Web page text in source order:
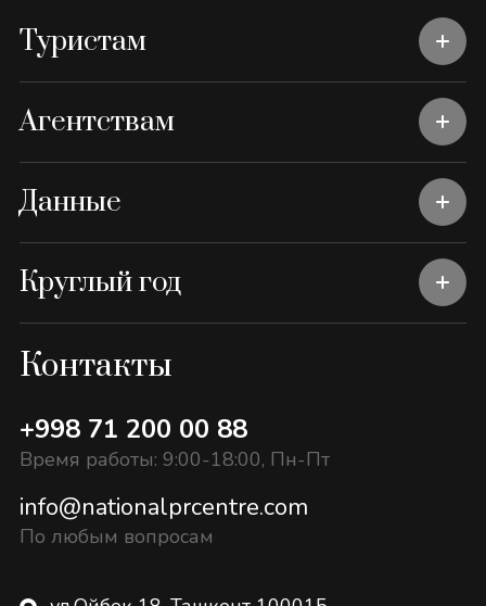
Туристам
Агентствам
Данные
Круглый год
Контакты
+998 71 200 00 88
Время работы: 9:00-18:00, Пн-Пт
info@nationalprcentre.com
По любым вопросам